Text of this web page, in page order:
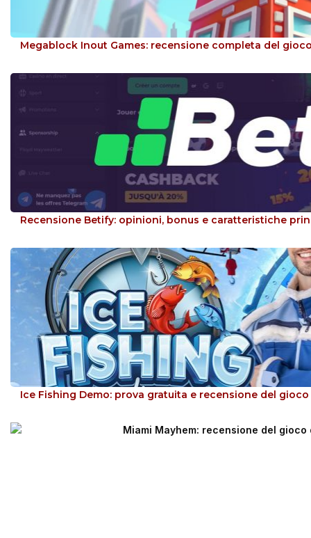
Megablock Inout Games: recensione completa del
Recensione Betify: opinioni, bonus e caratteristiche
Ice Fishing Demo: prova gratuita e recensione del gioco